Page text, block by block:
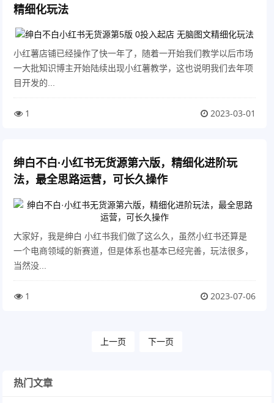
精细化玩法
小红薯店铺已经操作了快一年了，随着一开始我们教学以后市场
一大批知识博主开始陆续出现小红薯教学，这也说明我们去年项
目开发的...
1 2023-03-01
绅白不白·小红书无货源第六版，精细化进阶玩
法，最全思路运营，可长久操作
大家好，我是绅白 小红书我们做了这么久，虽然小红书还算是
一个电商领域的新赛道，但是体系也基本已经完善，玩法很多，
当然没...
1 2023-07-06
上一页 下一页
热门文章